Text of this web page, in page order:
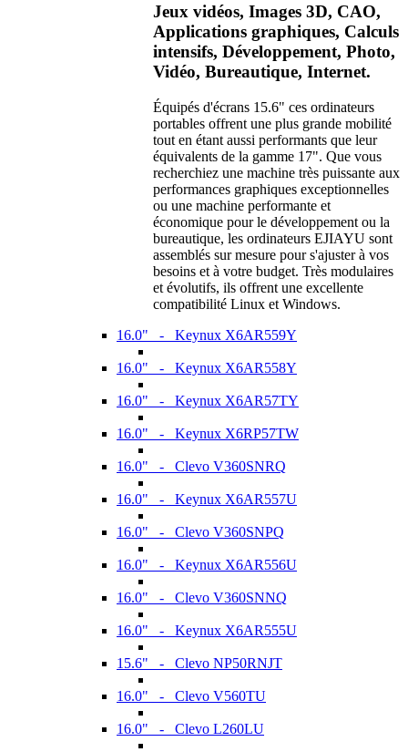
Jeux vidéos, Images 3D, CAO,
Applications graphiques, Calculs
intensifs, Développement, Photo,
Vidéo, Bureautique, Internet.
Équipés d'écrans 15.6" ces ordinateurs
portables offrent une plus grande mobilité
tout en étant aussi performants que leur
équivalents de la gamme 17". Que vous
recherchiez une machine très puissante aux
performances graphiques exceptionnelles
ou une machine performante et
économique pour le développement ou la
bureautique, les ordinateurs EJIAYU sont
assemblés sur mesure pour s'ajuster à vos
besoins et à votre budget. Très modulaires
et évolutifs, ils offrent une excellente
compatibilité Linux et Windows.
16.0" - Keynux X6AR559Y
16.0" - Keynux X6AR558Y
16.0" - Keynux X6AR57TY
16.0" - Keynux X6RP57TW
16.0" - Clevo V360SNRQ
16.0" - Keynux X6AR557U
16.0" - Clevo V360SNPQ
16.0" - Keynux X6AR556U
16.0" - Clevo V360SNNQ
16.0" - Keynux X6AR555U
15.6" - Clevo NP50RNJT
16.0" - Clevo V560TU
16.0" - Clevo L260LU